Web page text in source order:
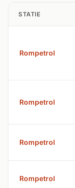
STATIE
Rompetrol
Rompetrol
Rompetrol
Rompetrol